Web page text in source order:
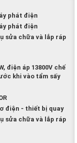
phát điện
phát điện
sửa chữa và lắp ráp
điện áp 13800V chế
khi vào tẩm sấy
điện - thiết bị quay
sửa chữa và lắp ráp